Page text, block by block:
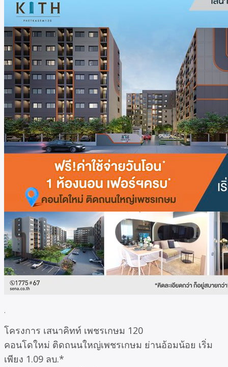
.
โครงการ เสนาคิทท์ เพชรเกษม 120
คอนโดใหม่ ติดถนนใหญ่เพชรเกษม ย่านอ้อมน้อย เริ่ม
เพียง 1.09 ลบ.*